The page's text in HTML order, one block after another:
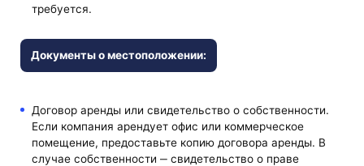
требуется.
Документы о местоположении:
Договор аренды или свидетельство о собственности.
Если компания арендует офис или коммерческое
помещение, предоставьте копию договора аренды. В
случае собственности ‒ свидетельство о праве